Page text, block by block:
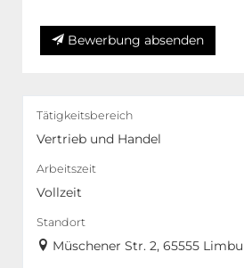
Bewerbung absenden
Tätigkeitsbereich
Vertrieb und Handel
Arbeitszeit
Vollzeit
Standort
Müschener Str. 2, 65555